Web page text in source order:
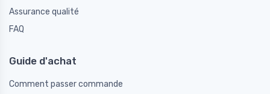
Assurance qualité
FAQ
Guide d'achat
Comment passer commande